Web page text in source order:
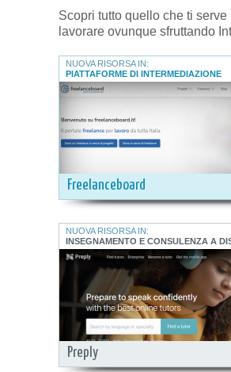
Scopri tutto quello che ti serve
lavorare ovunque sfruttando
Freelanceboard
NUOVA RISORSA IN:
PIATTAFORME DI INTERMEDIAZIONE
Preply
NUOVA RISORSA IN:
INSEGNAMENTO E CONSULENZA A